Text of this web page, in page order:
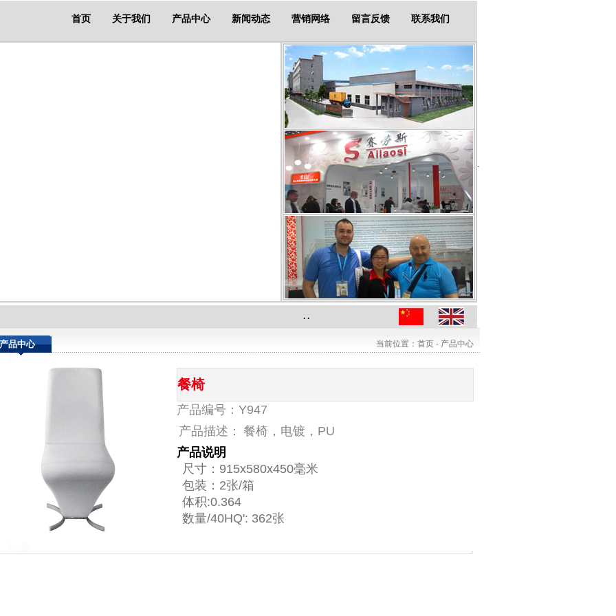
首页 关于我们 产品中心 新闻动态 营销网络 留言反馈 联系我们
.
.
品中心 当前位置：首页 - 产品中心
餐椅
产品编号：Y947
产品描述： 餐椅，电镀，PU
产品说明
尺寸：915x580x450毫米
包装：2张/箱
体积:0.364
数量/40HQ': 362张